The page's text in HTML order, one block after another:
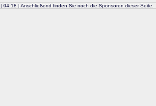
| 04:18 | Anschließend finden Sie noch die Sponsoren dieser Seite.